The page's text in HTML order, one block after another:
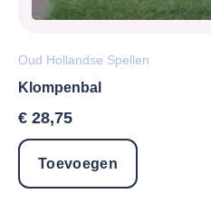
Oud Hollandse Spellen
Klompenbal
€ 28,75
Toevoegen